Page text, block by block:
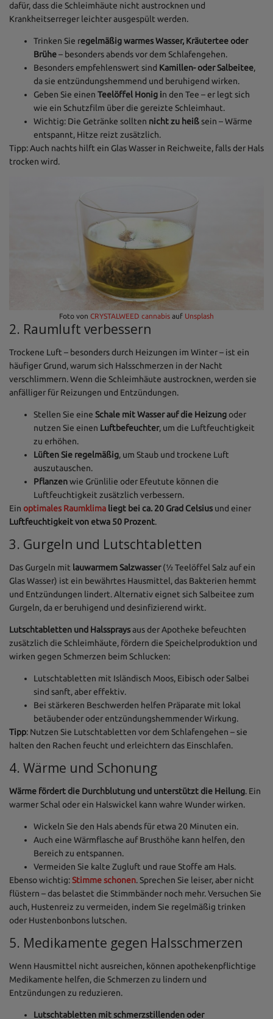
dafür, dass die Schleimhäute nicht austrocknen und
Krankheitserreger leichter ausgespült werden.
Trinken Sie regelmäßig warmes Wasser, Kräutertee oder
Brühe– besonders abends vor dem Schlafengehen.
Besonders empfehlenswert sind Kamillen- oder Salbeitee,
da sie entzündungshemmend und beruhigend wirken.
Geben Sie einen Teelöffel Honig in den Tee – er legt sich
wie ein Schutzfilm über die gereizte Schleimhaut.
Wichtig: Die Getränke sollten nicht zu heißsein – Wärme
entspannt, Hitze reizt zusätzlich.
Tipp: Auch nachts hilft ein Glas Wasser in Reichweite, falls der Hals
trocken wird.
Foto von CRYSTALWEED cannabis auf Unsplash
2. Raumluft verbessern
Trockene Luft – besonders durch Heizungen im Winter – ist ein
häufiger Grund, warum sich Halsschmerzen in der Nacht
verschlimmern. Wenn die Schleimhäute austrocknen, werden sie
anfälliger für Reizungen und Entzündungen.
Stellen Sie eine Schale mit Wasser auf die Heizungoder
nutzen Sie einen Luftbefeuchter, um die Luftfeuchtigkeit
zu erhöhen.
Lüften Sie regelmäßig, um Staub und trockene Luft
auszutauschen.
Pflanzenwie Grünlilie oder Efeutute können die
Luftfeuchtigkeit zusätzlich verbessern.
Ein optimales Raumklima liegt bei ca. 20 Grad Celsius und einer
Luftfeuchtigkeit von etwa 50 Prozent.
3. Gurgeln und Lutschtabletten
Das Gurgeln mit lauwarmem Salzwasser(½ Teelöffel Salz auf ein
Glas Wasser) ist ein bewährtes Hausmittel, das Bakterien hemmt
und Entzündungen lindert. Alternativ eignet sich Salbeitee zum
Gurgeln, da er beruhigend und desinfizierend wirkt.
Lutschtabletten und Halsspraysaus der Apotheke befeuchten
zusätzlich die Schleimhäute, fördern die Speichelproduktion und
wirken gegen Schmerzen beim Schlucken:
Lutschtabletten mit Isländisch Moos, Eibisch oder Salbei
sind sanft, aber effektiv.
Bei stärkeren Beschwerden helfen Präparate mit lokal
betäubender oder entzündungshemmender Wirkung.
Tipp: Nutzen Sie Lutschtabletten vor dem Schlafengehen – sie
halten den Rachen feucht und erleichtern das Einschlafen.
4. Wärme und Schonung
Wärme fördert die Durchblutung und unterstützt die Heilung. Ein
warmer Schal oder ein Halswickel kann wahre Wunder wirken.
Wickeln Sie den Hals abends für etwa 20 Minuten ein.
Auch eine Wärmflasche auf Brusthöhe kann helfen, den
Bereich zu entspannen.
Vermeiden Sie kalte Zugluft und raue Stoffe am Hals.
Ebenso wichtig:Stimme schonen. Sprechen Sie leiser, aber nicht
flüstern – das belastet die Stimmbänder noch mehr. Versuchen Sie
auch, Hustenreiz zu vermeiden, indem Sie regelmäßig trinken
oder Hustenbonbons lutschen.
5. Medikamente gegen Halsschmerzen
Wenn Hausmittel nicht ausreichen, können apothekenpflichtige
Medikamente helfen, die Schmerzen zu lindern und
Entzündungen zu reduzieren.
Lutschtabletten mit schmerzstillenden oder